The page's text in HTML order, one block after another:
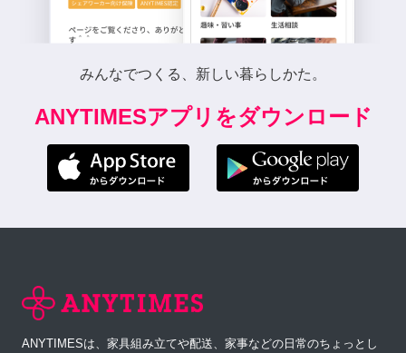
みんなでつくる、新しい暮らしかた。
ANYTIMESアプリをダウンロード
ANYTIMESは、家具組み立てや配送、家事などの日常のちょっとし